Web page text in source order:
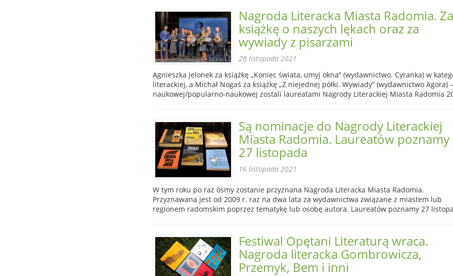
Nagroda Literacka Miasta Radomia. Za
książkę o naszych lękach oraz za
wywiady z pisarzami
28 listopada 2021
Agnieszka Jelonek za książkę „Koniec świata, umyj okna” (wydawnictwo. Cyranka) w
literackiej, a Michał Nogaś za książkę „Z niejednej półki. Wywiady” (wydawnictwo Agora)
naukowej/popularno-naukowej zostali laureatami Nagrody Literackiej Miasta Radomia
Są nominacje do Nagrody Literackiej
Miasta Radomia. Laureatów poznamy
27 listopada
16 listopada 2021
W tym roku po raz ósmy zostanie przyznana Nagroda Literacka Miasta Radomia.
Przyznawana jest od 2009 r. raz na dwa lata za wydawnictwa związane z miastem lub
regionem radomskim poprzez tematykę lub osobę autora. Laureatów poznamy 27
Festiwal Opętani Literaturą wraca.
Nagroda literacka Gombrowicza,
Przemyk, Bem i inni